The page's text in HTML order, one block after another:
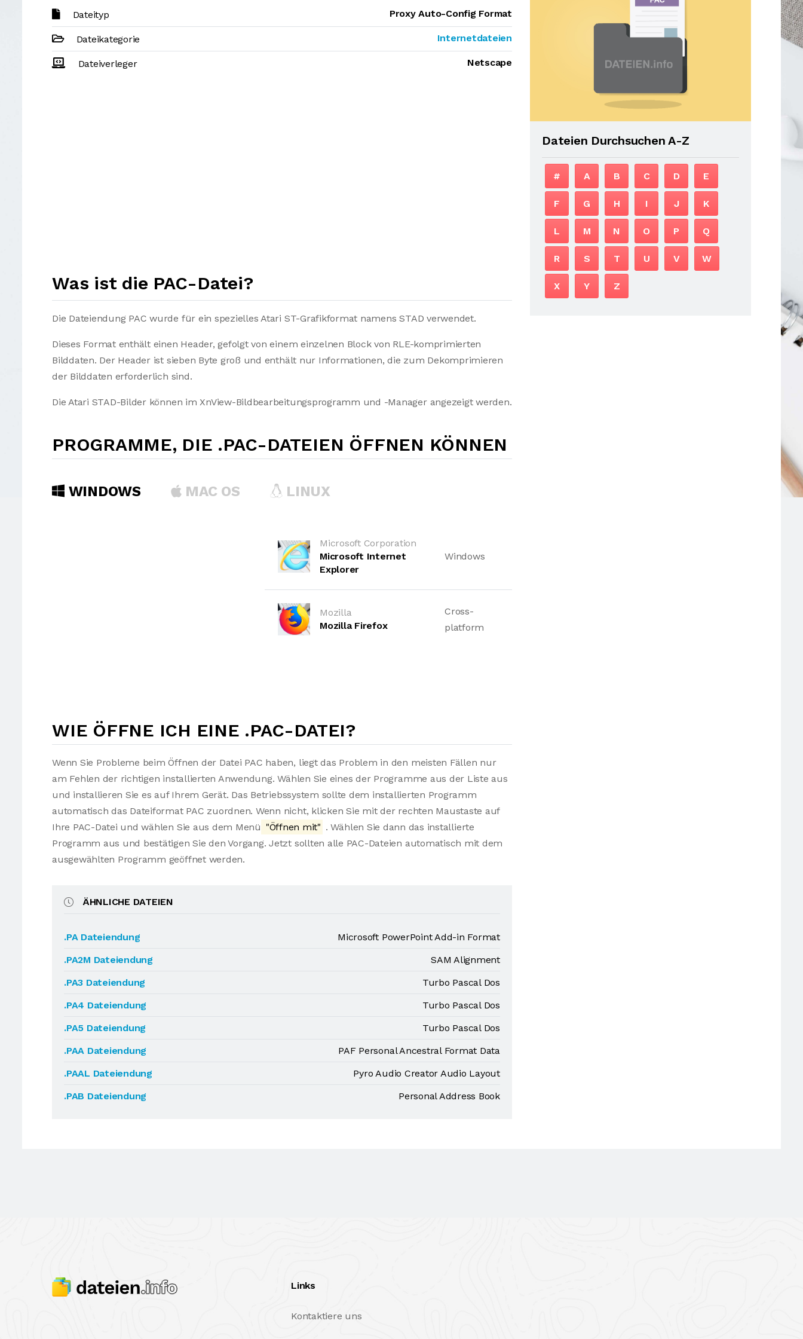
Dateityp Proxy Auto-Config Format
Dateikategorie Internetdateien
Dateiverleger Netscape
Was ist die PAC-Datei?
Die Dateiendung PAC wurde für ein spezielles Atari ST-Grafikformat namens STAD verwendet.
Dieses Format enthält einen Header, gefolgt von einem einzelnen Block von RLE-komprimierten
Bilddaten. Der Header ist sieben Byte groß und enthält nur Informationen, die zum Dekomprimieren
der Bilddaten erforderlich sind.
Die Atari STAD-Bilder können im XnView-Bildbearbeitungsprogramm und -Manager angezeigt werden.
PROGRAMME, DIE .PAC-DATEIEN ÖFFNEN KÖNNEN
WINDOWS MAC OS LINUX
Microsoft Corporation
Microsoft Internet
Explorer
Windows
Mozilla
Mozilla Firefox
Cross-
platform
WIE ÖFFNE ICH EINE .PAC-DATEI?
Wenn Sie Probleme beim Öffnen der Datei PAC haben, liegt das Problem in den meisten Fällen nur
am Fehlen der richtigen installierten Anwendung. Wählen Sie eines der Programme aus der Liste aus
und installieren Sie es auf Ihrem Gerät. Das Betriebssystem sollte dem installierten Programm
automatisch das Dateiformat PAC zuordnen. Wenn nicht, klicken Sie mit der rechten Maustaste auf
Ihre PAC-Datei und wählen Sie aus dem Menü "Öffnen mit" . Wählen Sie dann das installierte
Programm aus und bestätigen Sie den Vorgang. Jetzt sollten alle PAC-Dateien automatisch mit dem
ausgewählten Programm geöffnet werden.
ÄHNLICHE DATEIEN
.PA Dateiendung
Microsoft PowerPoint Add-in Format
.PA2M Dateiendung
SAM Alignment
.PA3 Dateiendung
Turbo Pascal Dos
.PA4 Dateiendung
Turbo Pascal Dos
.PA5 Dateiendung
Turbo Pascal Dos
.PAA Dateiendung
PAF Personal Ancestral Format Data
.PAAL Dateiendung
Pyro Audio Creator Audio Layout
.PAB Dateiendung
Personal Address Book
Dateien Durchsuchen A-Z
# A B C D E
F G H I J K
L M N O P Q
R S T U V W
X Y Z
Links
Kontaktiere uns